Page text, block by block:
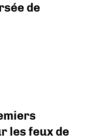
de
les feux de